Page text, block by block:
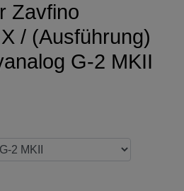
Zavfino
/ (Ausführung)
G-2 MKII